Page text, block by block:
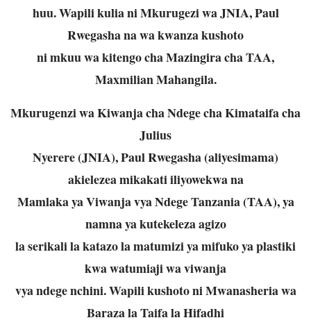
huu. Wapili kulia ni Mkurugezi wa JNIA, Paul
Rwegasha na wa kwanza kushoto
ni mkuu wa kitengo cha Mazingira cha TAA,
Maxmilian Mahangila.
Mkurugenzi wa Kiwanja cha Ndege cha Kimataifa cha
Julius
Nyerere (JNIA), Paul Rwegasha (aliyesimama)
akielezea mikakati iliyowekwa na
Mamlaka ya Viwanja vya Ndege Tanzania (TAA), ya
namna ya kutekeleza agizo
la serikali la katazo la matumizi ya mifuko ya plastiki
kwa watumiaji wa viwanja
vya ndege nchini. Wapili kushoto ni Mwanasheria wa
Baraza la Taifa la Hifadhi